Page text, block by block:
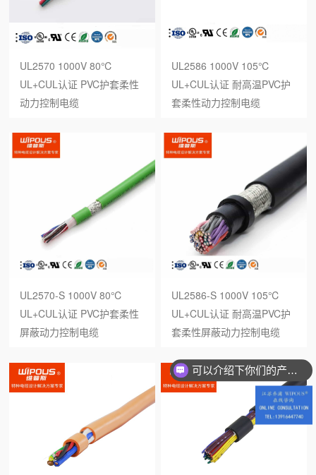
UL2570 1000V 80℃
UL+CUL认证 PVC护套柔性
动力控制电缆
UL2586 1000V 105℃
UL+CUL认证 耐高温PVC护
套柔性动力控制电缆
UL2570-S 1000V 80℃
UL+CUL认证 PVC护套柔性
屏蔽动力控制电缆
UL2586-S 1000V 105℃
UL+CUL认证 耐高温PVC护
套柔性屏蔽动力控制电缆
可以介绍下你们的产品么？